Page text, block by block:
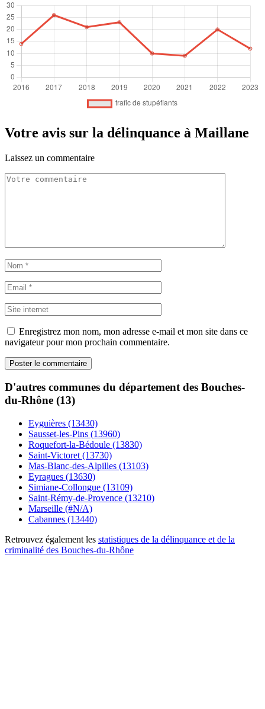
Votre avis sur la délinquance à Maillane
Laissez un commentaire
Enregistrez mon nom, mon adresse e-mail et mon site dans ce
navigateur pour mon prochain commentaire.
D'autres communes du département des Bouches-
du-Rhône (13)
Eyguières (13430)
Sausset-les-Pins (13960)
Roquefort-la-Bédoule (13830)
Saint-Victoret (13730)
Mas-Blanc-des-Alpilles (13103)
Eyragues (13630)
Simiane-Collongue (13109)
Saint-Rémy-de-Provence (13210)
Marseille (#N/A)
Cabannes (13440)
Retrouvez également les statistiques de la délinquance et de la
criminalité des Bouches-du-Rhône